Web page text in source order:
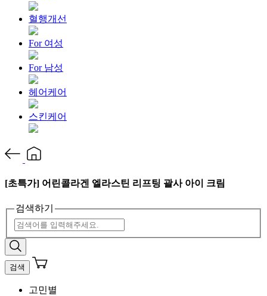
혈행개선
For 여성
For 남성
헤어케어
스킨케어
[초특가] 어린콜라겐 엘라스틴 리프팅 괄사 아이 크림
검색하기
검색
고민별